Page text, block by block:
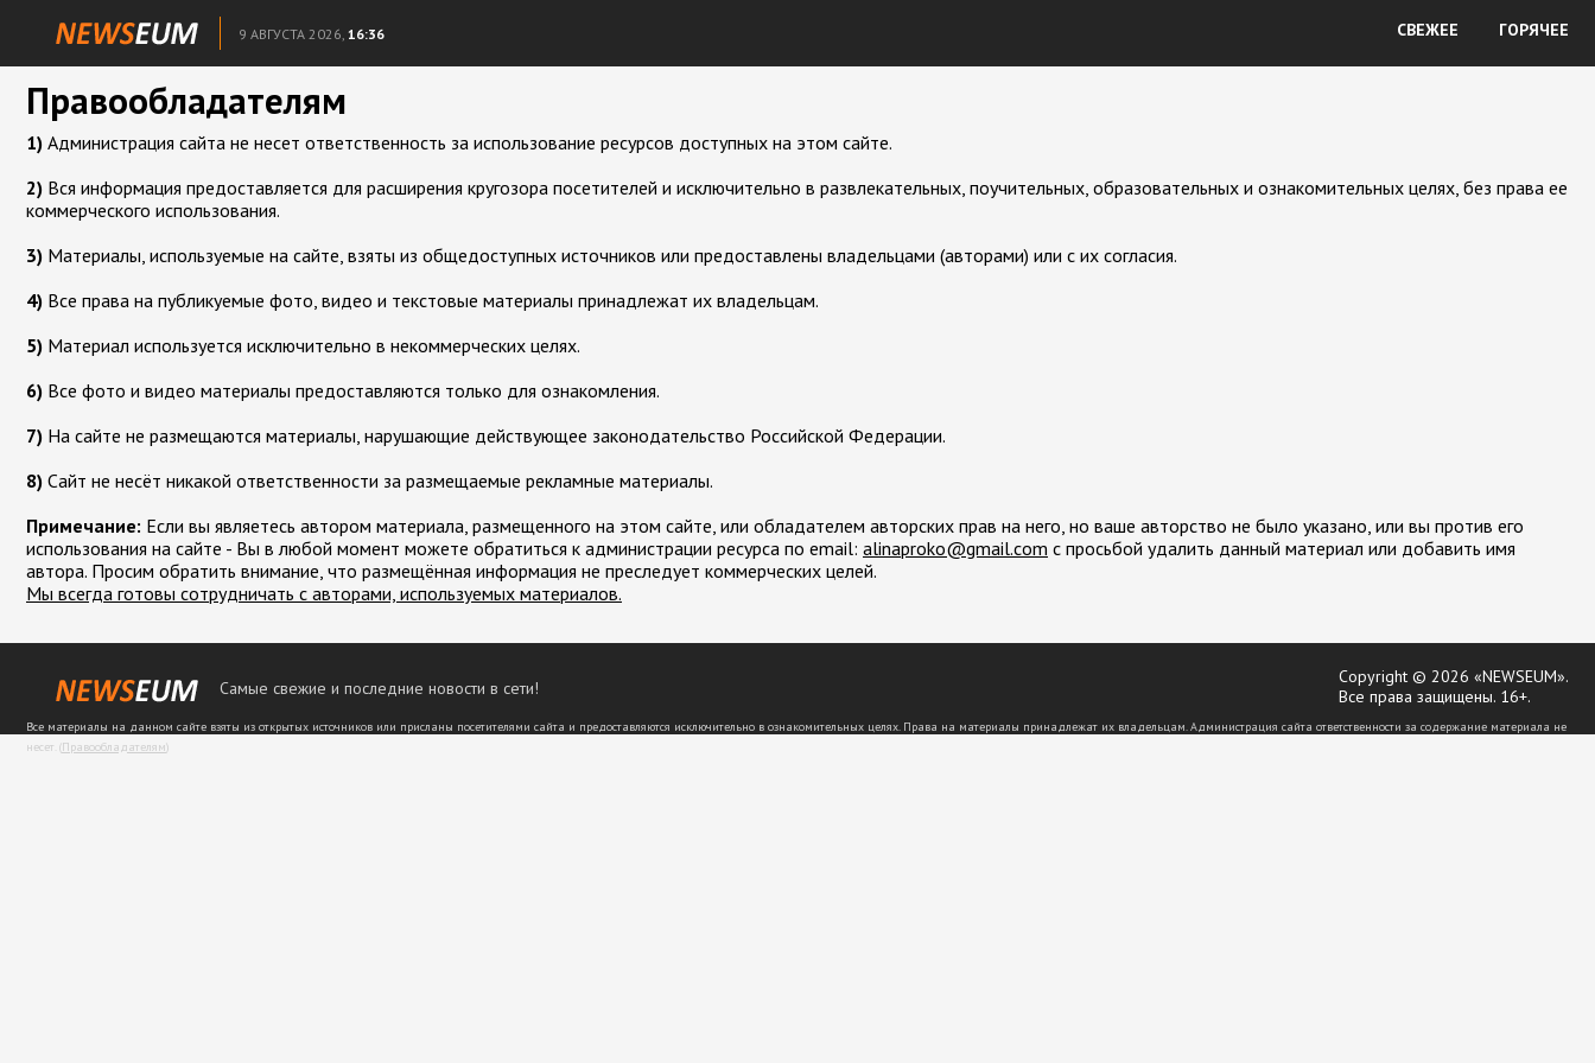
9 АВГУСТА 2026, 16:36 СВЕЖЕЕ ГОРЯЧЕЕ
Правообладателям
1) Администрация сайта не несет ответственность за использование ресурсов доступных на этом сайте.
2) Вся информация предоставляется для расширения кругозора посетителей и исключительно в развлекательных, поучительных, образовательных и ознакомительных целях, без права ее
коммерческого использования.
3) Материалы, используемые на сайте, взяты из общедоступных источников или предоставлены владельцами (авторами) или с их согласия.
4) Все права на публикуемые фото, видео и текстовые материалы принадлежат их владельцам.
5) Материал используется исключительно в некоммерческих целях.
6) Все фото и видео материалы предоставляются только для ознакомления.
7) На сайте не размещаются материалы, нарушающие действующее законодательство Российской Федерации.
8) Сайт не несёт никакой ответственности за размещаемые рекламные материалы.
Примечание: Если вы являетесь автором материала, размещенного на этом сайте, или обладателем авторских прав на него, но ваше авторство не было указано, или вы против его
использования на сайте - Вы в любой момент можете обратиться к администрации ресурса по email: moc.liamg@okorpanila с просьбой удалить данный материал или добавить имя
автора. Просим обратить внимание, что размещённая информация не преследует коммерческих целей.
Мы всегда готовы сотрудничать с авторами, используемых материалов.
Самые свежие и последние новости в сети!
Copyright © 2026 «NEWSEUM».
Все права защищены. 16+.
Все материалы на данном сайте взяты из открытых источников или присланы посетителями сайта и предоставляются исключительно в ознакомительных целях. Права на материалы принадлежат их владельцам. Администрация сайта ответственности за содержание материала не
несет. (Правообладателям)